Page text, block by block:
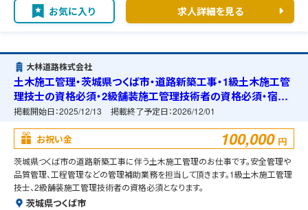
お気に入り 求人詳細を見る
大林道路株式会社
土木施工管理・茨城県つくば市・道路新築工事・1級土木施工管
理技士の資格必須・2級舗装施工管理技術者の資格必須・宿舎
の準備可能
掲載開始日：2025/12/13 掲載終了予定日：2026/12/01
お祝い金 100,000 円
茨城県つくば市の道路新築工事に伴う土木施工管理のお仕事です。安全管理や
品質管理、工程管理などの管理補助業務を担当して頂きます。1級土木施工管理
技士、2級舗装施工管理技術者の資格必須となります。
茨城県つくば市